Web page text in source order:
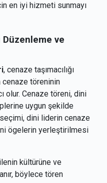
en iyi hizmeti sunmayı
ve
, cenaze taşımacılığı
cenaze töreninin
olur. Cenaze töreni, dini
uygun şekilde
dini liderin cenaze
ögelerin yerleştirilmesi
kültürüne ve
böylece tören